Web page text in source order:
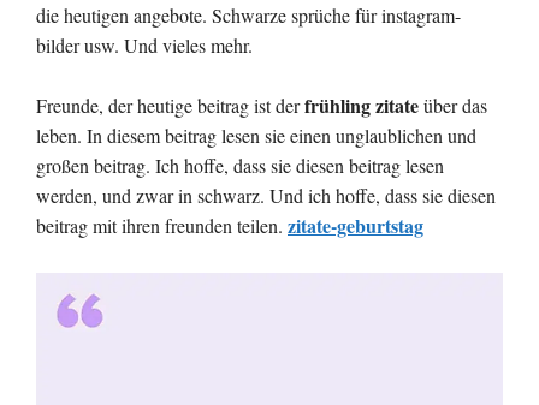
die heutigen angebote. Schwarze sprüche für instagram-
bilder usw. Und vieles mehr.
Freunde, der heutige beitrag ist derfrühling zitateüber das
leben. In diesem beitrag lesen sie einen unglaublichen und
großen beitrag. Ich hoffe, dass sie diesen beitrag lesen
werden, und zwar in schwarz. Und ich hoffe, dass sie diesen
beitrag mit ihren freunden teilen. zitate-geburtstag